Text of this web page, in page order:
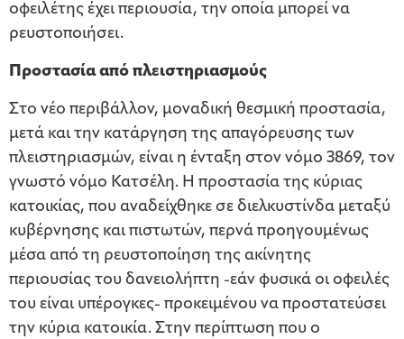
οφειλέτης έχει περιουσία, την οποία μπορεί να
ρευστοποιήσει.
Προστασία από πλειστηριασμούς
Στο νέο περιβάλλον, μοναδική θεσμική προστασία,
μετά και την κατάργηση της απαγόρευσης των
πλειστηριασμών, είναι η ένταξη στον νόμο 3869, τον
γνωστό νόμο Κατσέλη. H προστασία της κύριας
κατοικίας, που αναδείχθηκε σε διελκυστίνδα μεταξύ
κυβέρνησης και πιστωτών, περνά προηγουμένως
μέσα από τη ρευστοποίηση της ακίνητης
περιουσίας του δανειολήπτη -εάν φυσικά οι οφειλές
του είναι υπέρογκες- προκειμένου να προστατεύσει
την κύρια κατοικία. Στην περίπτωση που ο